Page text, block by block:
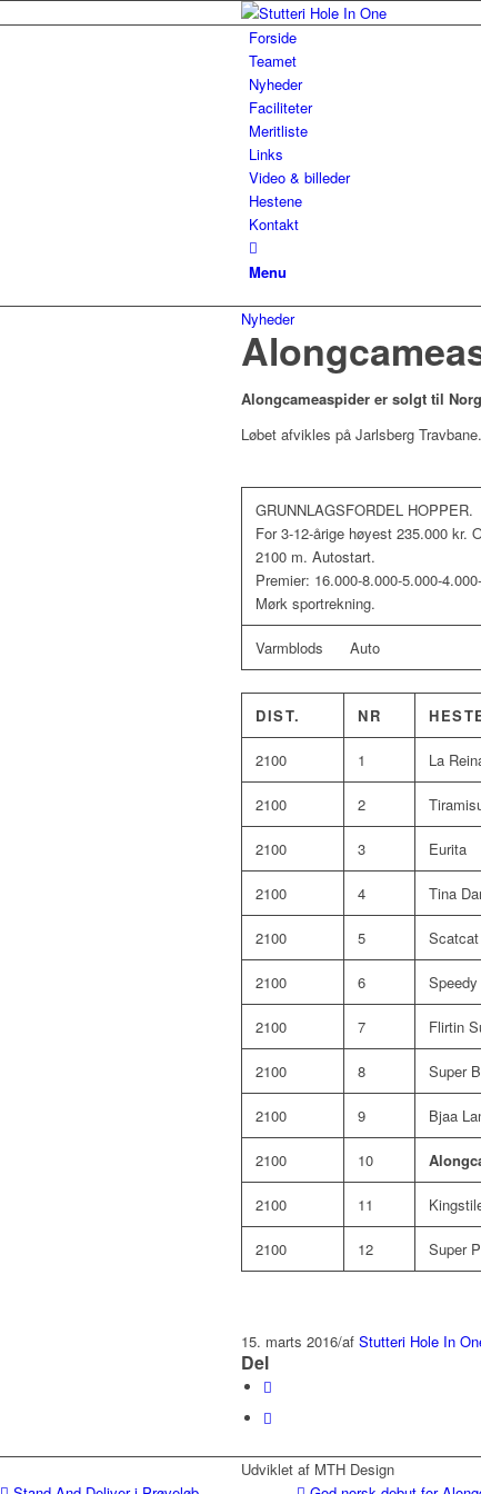
Forside
Teamet
Nyheder
Faciliteter
Meritliste
Links
Video & billeder
Hestene
Kontakt
Menu
Nyheder
Alongcameaspider er solgt til
Løbet afvikles på Jarlsberg
GRUNNLAGSFORDEL HOPPER.
For 3-12-årige høyest 235.000 kr.
2100 m. Autostart.
Premier: 16.000-8.000-5.000-
Mørk sportrekning.
Varmblods Auto
DIST. NR
2100 1 La
2100 2
2100 3 Eurita
2100 4 Tina
2100 5 Scatcat
2100 6
2100 7 Flirtin
2100 8 Super
2100 9 Bjaa
2100 10
2100 11
2100 12 Super
15. marts 2016/af Stutteri Hole In
Del
Udviklet af MTH Design